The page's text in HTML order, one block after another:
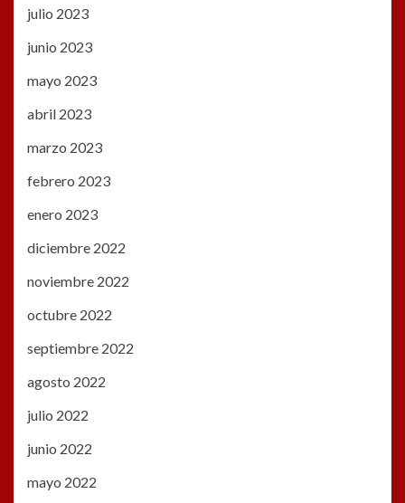
julio 2023
junio 2023
mayo 2023
abril 2023
marzo 2023
febrero 2023
enero 2023
diciembre 2022
noviembre 2022
octubre 2022
septiembre 2022
agosto 2022
julio 2022
junio 2022
mayo 2022